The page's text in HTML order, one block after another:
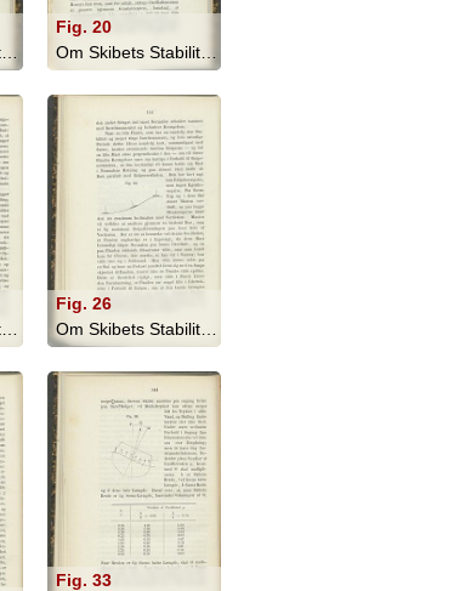
Fig. 20
Om Skibets Stabilitet, Bevægelser I S... - 1879
Fig. 26
Om Skibets Stabilitet, Bevægelser I S... - 1879
Fig. 33